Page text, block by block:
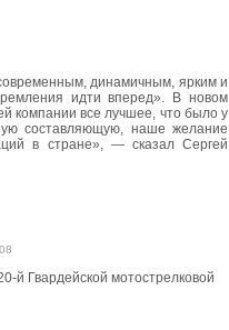
динамичным, ярким и
идти вперед». В новом
компании все лучшее, что было у
составляющую, наше желание
в стране», — сказал Сергей
й Гвардейской мотострелковой